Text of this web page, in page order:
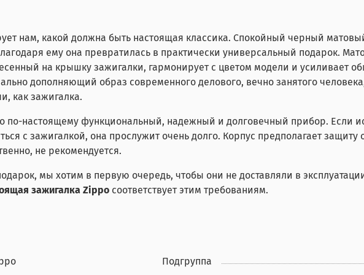
нам, какой должна быть настоящая классика. Спокойный черный
ему она превратилась в практически универсальный подарок.
на крышку зажигалки, гармонирует с цветом модели и усиливает
дополняющий образ современного делового, вечно занятого
как зажигалка.
по-настоящему функциональный, надежный и долговечный прибор. Если
с зажигалкой, она прослужит очень долго. Корпус предполагает
не рекомендуется.
мы хотим в первую очередь, чтобы они не доставляли в
зажигалка Zippo соответствует этим требованиям.
Подгруппа